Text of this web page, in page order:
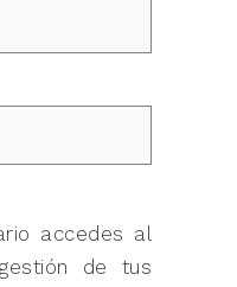
accedes al
de tus